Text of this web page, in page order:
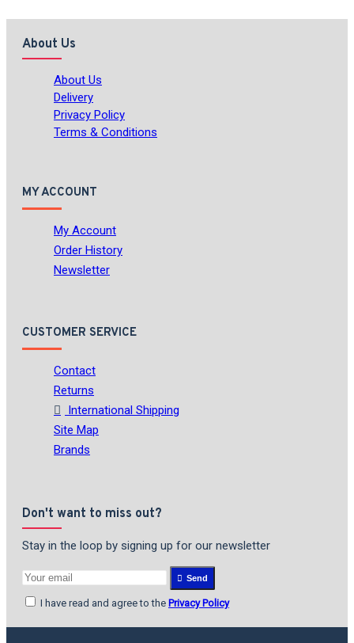
About Us
About Us
Delivery
Privacy Policy
Terms & Conditions
MY ACCOUNT
My Account
Order History
Newsletter
CUSTOMER SERVICE
Contact
Returns
International Shipping
Site Map
Brands
Don't want to miss out?
Stay in the loop by signing up for our newsletter
Send
I have read and agree to the Privacy Policy